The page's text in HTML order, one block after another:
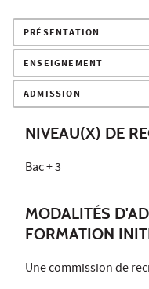
PRÉSENTATION
ENSEIGNEMENT
ADMISSION
NIVEAU(X) DE
Bac + 3
MODALITÉS
FORMATION
Une commission de